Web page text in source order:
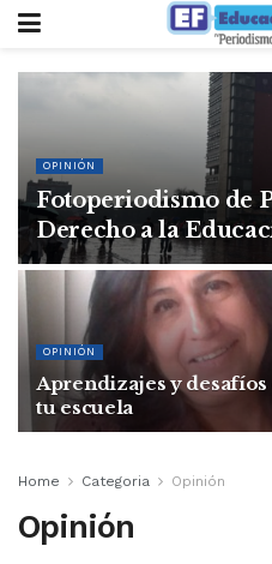
OPINIÓN
Fotoperiodismo de
Derecho a la
OPINIÓN
Aprendizajes y desafíos
tu escuela
Home Categoria Opinión
Opinión